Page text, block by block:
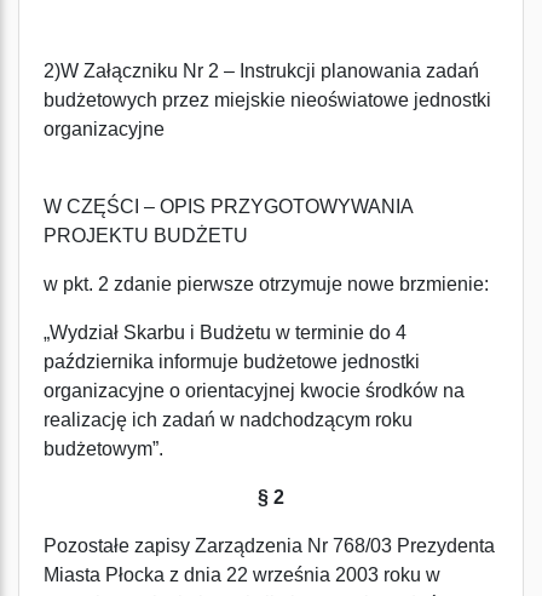
2)W Załączniku Nr 2 – Instrukcji planowania zadań
budżetowych przez miejskie nieoświatowe jednostki
organizacyjne
W CZĘŚCI – OPIS PRZYGOTOWYWANIA
PROJEKTU BUDŻETU
w pkt. 2 zdanie pierwsze otrzymuje nowe brzmienie:
„Wydział Skarbu i Budżetu w terminie do 4
października informuje budżetowe jednostki
organizacyjne o orientacyjnej kwocie środków na
realizację ich zadań w nadchodzącym roku
budżetowym”.
§ 2
Pozostałe zapisy Zarządzenia Nr 768/03 Prezydenta
Miasta Płocka z dnia 22 września 2003 roku w